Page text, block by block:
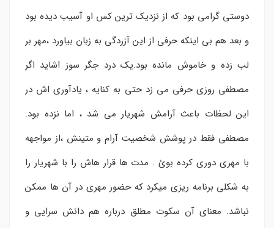
دوستی گرامی بود که از نزدیک ترین کس او آسیب دیده بود
و بعد هم بی اینکه حرفی از این آزردگی به زبان بیاورد ،‌مهر بر
لب زده و خاموش مانده بود.یک درد جگر سوز !شاید اگر
مصطفی روزی حرفی می زد حتی به کنایه ، یادآوری اش در
این لحظات باعث آرامش شهریار می شد ، اما نزده بود.
مصطفی فقط در پوشش شخصیت آرام و متینش ،‌از مواجهه
با مهری دوری کرده بوئ . مدت ها قرار هاش را با شهریار را
به شکلی برنامه ریزی میکرد که حضور مهری در آن ها ممکن
نباشد. معنای آن سکوت مطلق درباره هم دانش سرایی و